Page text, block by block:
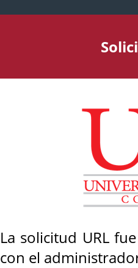
La solicitud URL
con el